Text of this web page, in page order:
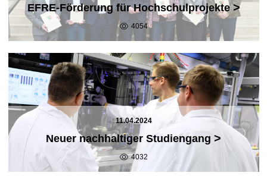
EFRE-Förderung für Hochschulprojekte>
4054
11.04.2024
Neuer nachhaltiger Studiengang >
4032